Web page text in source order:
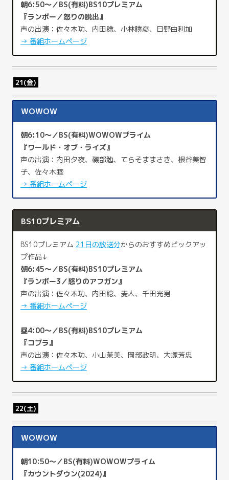
朝6:50～／BS(有料)BS10プレミアム
『ランボー／怒りの脱出』
声の出演：佐々木功、内田稔、小林勝彦、日野由利加
→ 番組ホームページ
21(金)
WOWOW
朝6:10～／BS(有料)WOWOWプライム
『ワールド・オブ・ライズ』
声の出演：内田夕夜、磯部勉、てらそままさき、根谷美智
子、佐々木睦
→ 番組ホームページ
BS10プレミアム
BS10プレミアム 21日の放送分からのおすすめピックアッ
プ作品↓
朝6:45～／BS(有料)BS10プレミアム
『ランボー3／怒りのアフガン』
声の出演：佐々木功、内田稔、麦人、千田光男
→ 番組ホームページ
昼4:00～／BS(有料)BS10プレミアム
『コブラ』
声の出演：佐々木功、小山茉美、岡部政明、大塚芳忠
→ 番組ホームページ
22(土)
WOWOW
朝10:50～／BS(有料)WOWOWプライム
『カウントダウン(2024)』